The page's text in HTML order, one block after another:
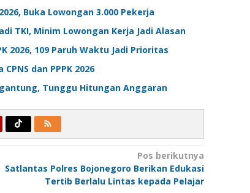
Buka Lowongan 3.000 Pekerja
TKI, Minim Lowongan Kerja Jadi Alasan
2026, 109 Paruh Waktu Jadi Prioritas
dan PPPK 2026
Tunggu Hitungan Anggaran
Pos berikutnya
Satlantas Polres Bojonegoro Berikan Edukasi
Tertib Berlalu Lintas kepada Pelajar